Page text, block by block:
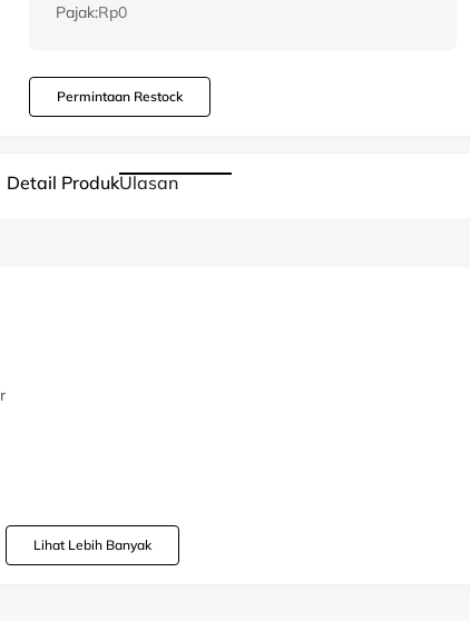
Pajak:Rp0
Permintaan Restock
Detail ProdukUlasan
Lihat Lebih Banyak